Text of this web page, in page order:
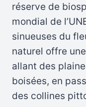
réserve de
mondial de
sinueuses du
naturel offre
allant des
boisées, en
des collines